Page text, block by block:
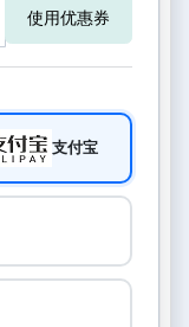
使用优惠券
支付宝